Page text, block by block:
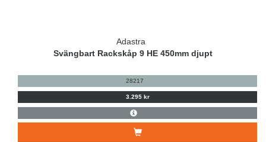
Adastra
Svängbart Rackskåp 9 HE 450mm djupt
28217
3.295 kr